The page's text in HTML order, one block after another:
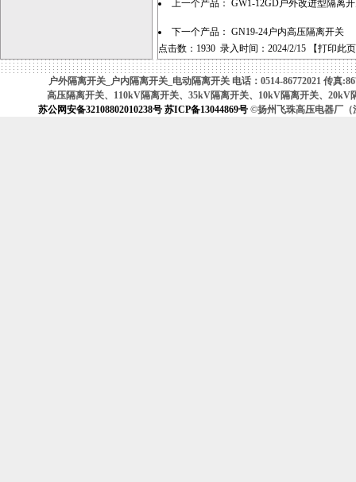
上一个产品： GW1-12GD户外改进型隔离
下一个产品： GN19-24户内高压隔离开关
点击数：1930 录入时间：2024/2/15 【打印此页
户外隔离开关_户内隔离开关_电动隔离开关 电话：0514-86772021 传真
高压隔离开关、110kV隔离开关、35kV隔离开关、10kV隔离开关、
苏公网安备32108802010238号苏ICP备13044869号©扬州飞珠高压电器厂（